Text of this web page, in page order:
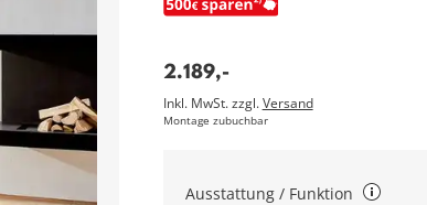
2.189,-
Inkl. MwSt. zzgl.Versand
Montage zubuchbar
Ausstattung / Funktion